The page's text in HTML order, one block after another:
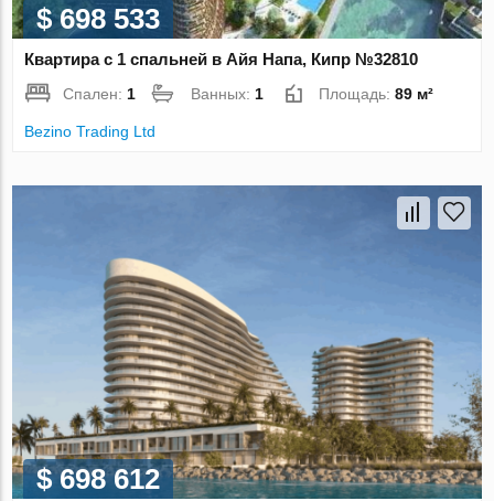
$ 698 533
Квартира с 1 спальней в Айя Напа, Кипр №32810
Спален: 1 Ванных: 1 Площадь:89 м²
Bezino Trading Ltd
$ 698 612